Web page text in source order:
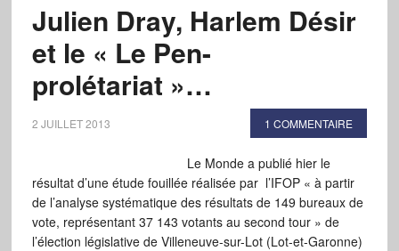
Julien Dray, Harlem Désir
et le « Le Pen-
prolétariat »…
2 JUILLET 2013 1 COMMENTAIRE
Le Monde a publié hier le
résultat d’une étude fouillée réalisée par l’IFOP « à partir
de l’analyse systématique des résultats de 149 bureaux de
vote, représentant 37 143 votants au second tour » de
l’élection législative de Villeneuve-sur-Lot (Lot-et-Garonne)